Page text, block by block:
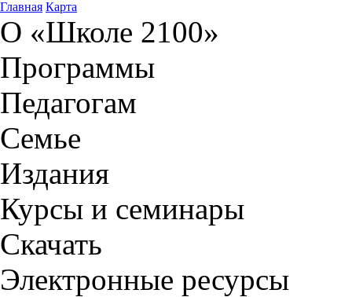
Главная Карта
О «Школе 2100»
Программы
Педагогам
Семье
Издания
Курсы и семинары
Скачать
Электронные ресурсы